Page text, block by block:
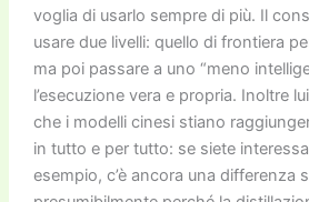
voglia di usarlo sempre di più. Il
usare due livelli: quello di frontiera
ma poi passare a uno “meno
l’esecuzione vera e propria. Inoltre
che i modelli cinesi stiano
in tutto e per tutto: se siete
esempio, c’è ancora una differenza